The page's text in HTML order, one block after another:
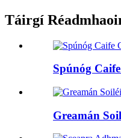
Táirgí
Spúnóg
Greamán